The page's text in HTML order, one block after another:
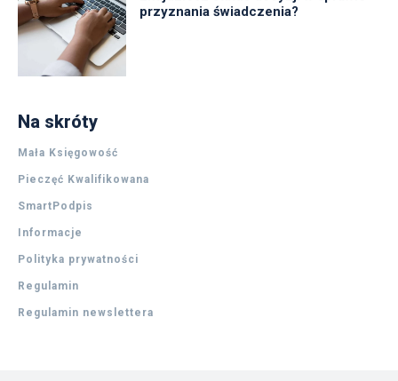
przyznania świadczenia?
Na skróty
Mała Księgowość
Pieczęć Kwalifikowana
SmartPodpis
Informacje
Polityka prywatności
Regulamin
Regulamin newslettera